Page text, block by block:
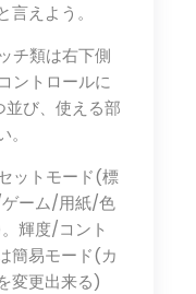
えよう。
チ類は右下側
ントロールに
び、使える部
ットモード(標
ーム/用紙/色
輝度/コント
簡易モード(カ
変更出来る)